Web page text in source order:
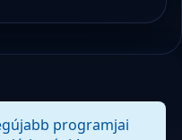
programjai